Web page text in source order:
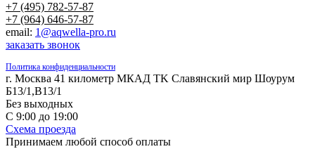
+7 (495) 782-57-87
+7 (964) 646-57-87
email: 1@aqwella-pro.ru
заказать звонок
Политика конфиденциальности
г. Москва 41 километр МКАД TK Славянский мир Шоурум
Б13/1,В13/1
Без выходных
С 9:00 до 19:00
Схема проезда
Принимаем любой способ оплаты